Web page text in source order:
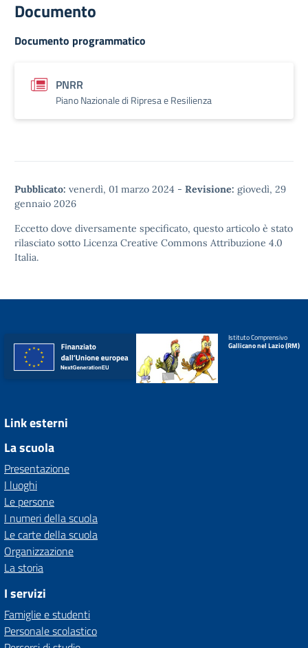
Documento
Documento programmatico
PNRR
Piano Nazionale di Ripresa e Resilienza
Pubblicato: venerdì, 01 marzo 2024 - Revisione: giovedì, 29
gennaio 2026
Eccetto dove diversamente specificato, questo articolo è stato
rilasciato sotto Licenza Creative Commons Attribuzione 4.0
Italia.
Istituto Comprensivo
Gallicano nel Lazio (RM)
Link esterni
La scuola
Presentazione
I luoghi
Le persone
I numeri della scuola
Le carte della scuola
Organizzazione
La storia
I servizi
Famiglie e studenti
Personale scolastico